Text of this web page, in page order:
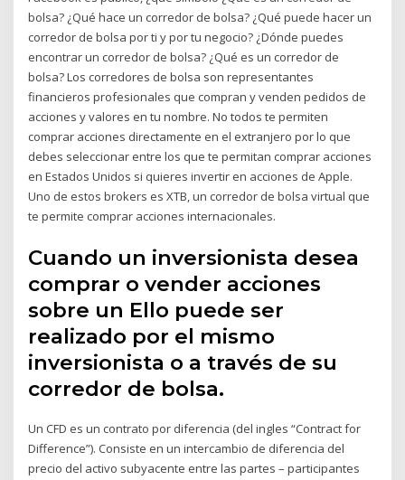
bolsa? ¿Qué hace un corredor de bolsa? ¿Qué puede hacer un
corredor de bolsa por ti y por tu negocio? ¿Dónde puedes
encontrar un corredor de bolsa? ¿Qué es un corredor de
bolsa? Los corredores de bolsa son representantes
financieros profesionales que compran y venden pedidos de
acciones y valores en tu nombre. No todos te permiten
comprar acciones directamente en el extranjero por lo que
debes seleccionar entre los que te permitan comprar acciones
en Estados Unidos si quieres invertir en acciones de Apple.
Uno de estos brokers es XTB, un corredor de bolsa virtual que
te permite comprar acciones internacionales.
Cuando un inversionista desea
comprar o vender acciones
sobre un Ello puede ser
realizado por el mismo
inversionista o a través de su
corredor de bolsa.
Un CFD es un contrato por diferencia (del ingles “Contract for
Difference”). Consiste en un intercambio de diferencia del
precio del activo subyacente entre las partes – participantes